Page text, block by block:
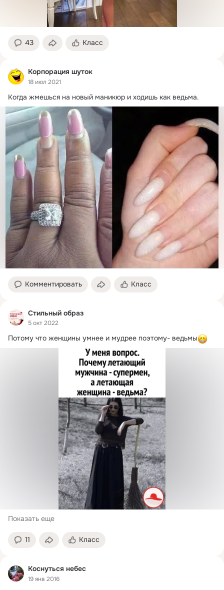
43 Класс
Корпорация шуток
18 июл 2021
Когда жмешься на новый маникюр и ходишь как ведьма.
Комментировать Класс
Стильный образ
5 окт 2022
Потому что женщины умнее и мудрее поэтому- ведьмы
Показать еще
11 Класс
Коснуться небес
19 янв 2016